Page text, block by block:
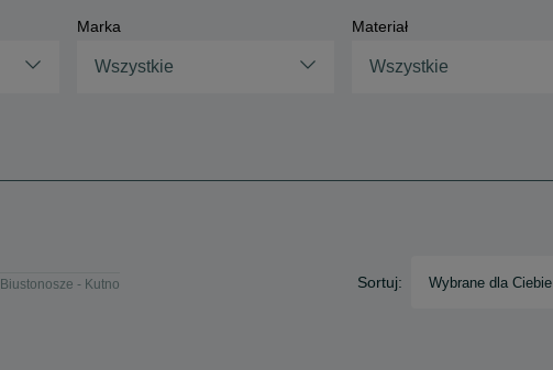
Marka
Wszystkie
Materiał
Wszystkie
Biustonosze - Kutno Sortuj: Wybrane dla Ciebie